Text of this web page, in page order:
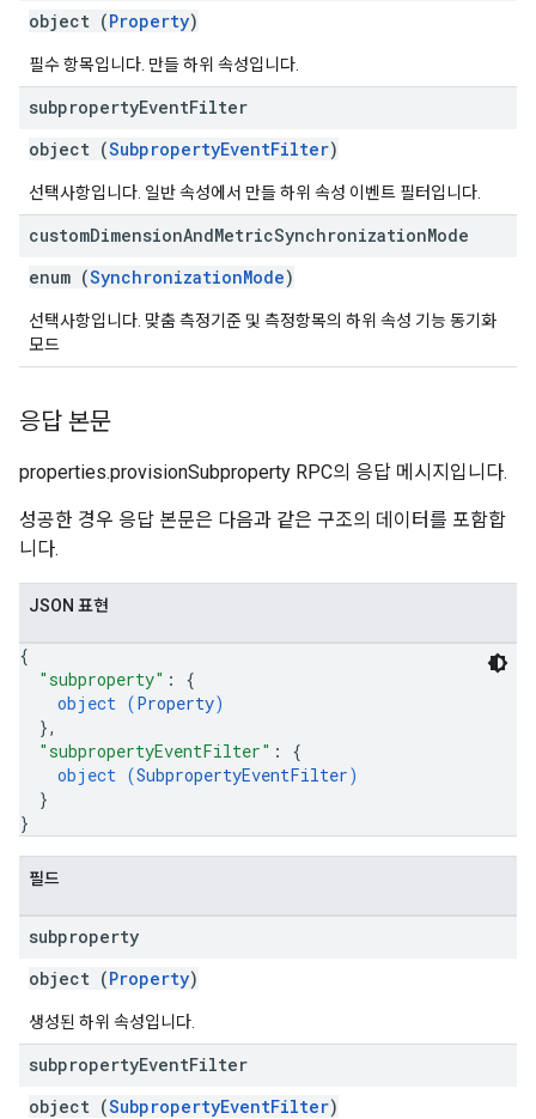
object (Property)
필수 항목입니다. 만들 하위 속성입니다.
subpropertyEventFilter
object (SubpropertyEventFilter)
선택사항입니다. 일반 속성에서 만들 하위 속성 이벤트 필터입니다.
customDimensionAndMetricSynchronizationMode
enum (SynchronizationMode)
선택사항입니다. 맞춤 측정기준 및 측정항목의 하위 속성 기능 동기화
모드
응답 본문
properties.provisionSubproperty RPC의 응답 메시지입니다.
성공한 경우 응답 본문은 다음과 같은 구조의 데이터를 포함합
니다.
JSON 표현
{
"subproperty" : {
object (Property)
},
"subpropertyEventFilter" : {
object (SubpropertyEventFilter)
}
}
필드
subproperty
object (Property)
생성된 하위 속성입니다.
subpropertyEventFilter
object (SubpropertyEventFilter)